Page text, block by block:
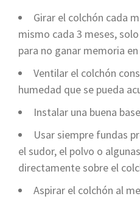
Girar el colchón cada
mismo cada 3 meses,
para no ganar memoria
Ventilar el colchón
humedad que se pueda
Instalar una buena
Usar siempre fundas
el sudor, el polvo o
directamente sobre el
Aspirar el colchón al